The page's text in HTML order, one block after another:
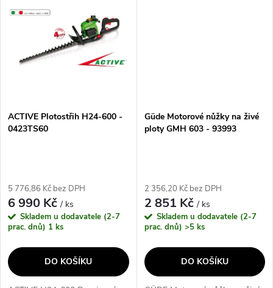
ACTIVE Plotostřih H24-600 -
0423TS60
5 776,86 Kč bez DPH
6 990 Kč/ ks
Skladem u dodavatele (2-7
prac. dnů) 1 ks
DO KOŠÍKU
Güde Motorové nůžky na živé
ploty GMH 603 - 93993
2 356,20 Kč bez DPH
2 851 Kč/ ks
Skladem u dodavatele (2-7
prac. dnů) >5 ks
DO KOŠÍKU